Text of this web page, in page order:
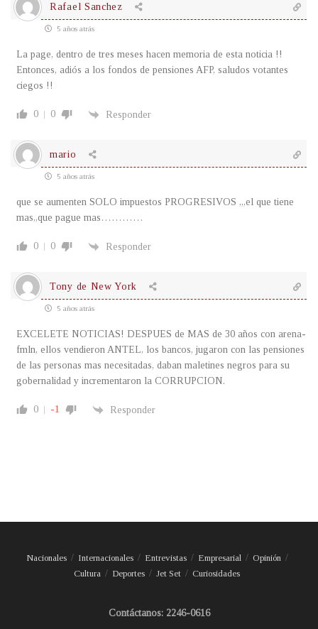
Rafael Sanchez
5 años atrás
La page, dentro de tres meses hacen memoria de esta noticia !!
Entonces, adiós a los fondos de pensiones AFP, saludos votantes
ciegos !!
0 0 Responder
mario
5 años atrás
que se aumenten SOLO impuestos PROGRESIVOS ,,,el que tiene
mas,,que pague mas…………
0 0 Responder
Tony de New York
5 años atrás
EXCELETE NOTICIAS! DESPUES de MAS de 30 años con arena-
fmln, ellos vendieron ANTEL, los bancos, jugaron con las pensiones
de las personas mas necesitadas, daban maletines negros para su
gobernalidad y incrementaron la CORRUPCION.
0 -1 Responder
Nacionales Internacionales Entrevistas Empresarial
Opinión
Cultura
Deportes Jet Set Curiosidades
Contáctanos: 2246-0616